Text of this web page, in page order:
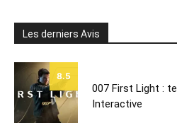
Les derniers Avis
8.5
007 First Light :
Interactive